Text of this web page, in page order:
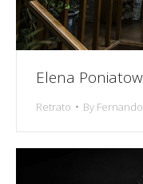
Elena
Retrato By